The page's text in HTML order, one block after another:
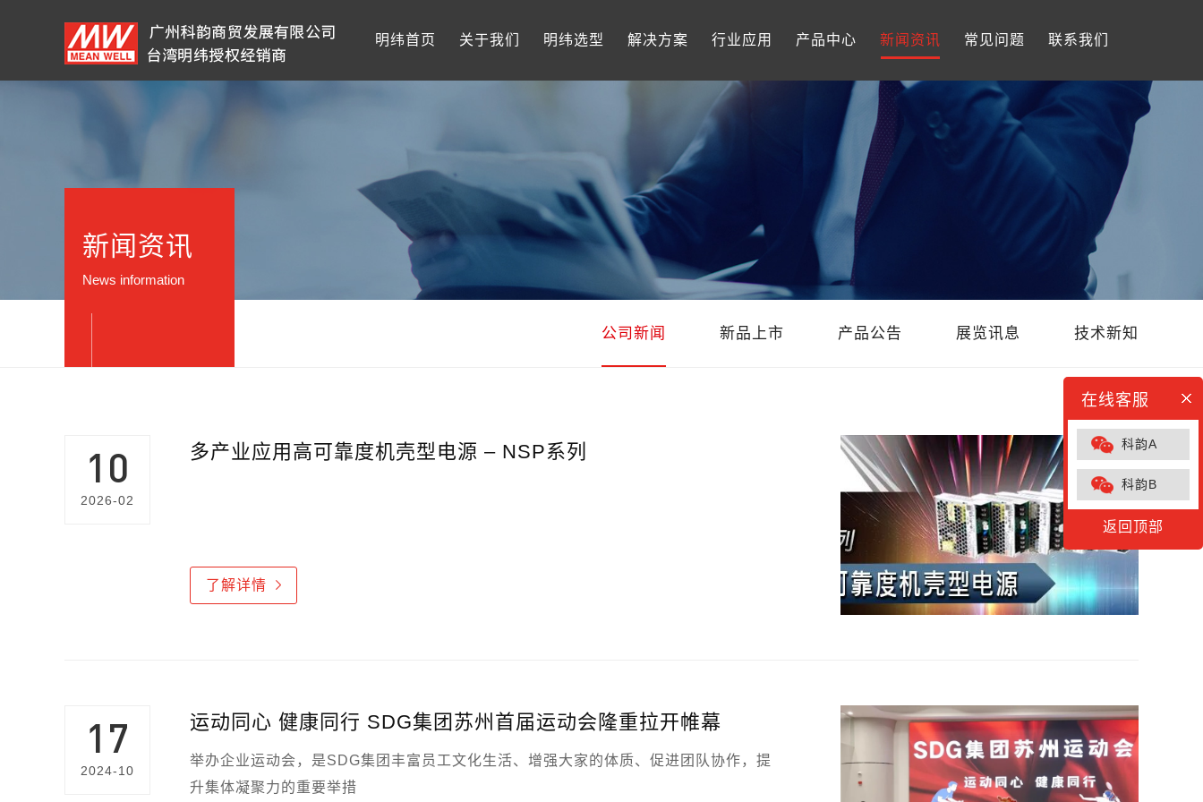
明纬首页 关于我们 明纬选型 解决方案 行业应用 产品中心 新闻资讯 常见问题 联系我们
新闻资讯
News information
公司新闻 新品上市 产品公告 展览讯息 技术新知
10
2026-02
多产业应用高可靠度机壳型电源 – NSP系列
了解详情
17
2024-10
运动同心 健康同行 SDG集团苏州首届运动会隆重拉开帷幕
举办企业运动会，是SDG集团丰富员工文化生活、增强大家的体质、促进团队协作，提
升集体凝聚力的重要举措
在线客服
科韵A
科韵B
返回顶部